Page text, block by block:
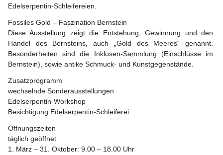
Edelserpentin-Schleifereien.
Fossiles Gold – Faszination Bernstein
Diese Ausstellung zeigt die Entstehung, Gewinnung und den
Handel des Bernsteins, auch „Gold des Meeres“ genannt.
Besonderheiten sind die Inklusen-Sammlung (Einschlüsse im
Bernstein), sowie antike Schmuck- und Kunstgegenstände.
Zusatzprogramm
wechselnde Sonderausstellungen
Edelserpentin-Workshop
Besichtigung Edelserpentin-Schleiferei
Öffnungszeiten
täglich geöffnet
1. März – 31. Oktober: 9.00 – 18.00 Uhr